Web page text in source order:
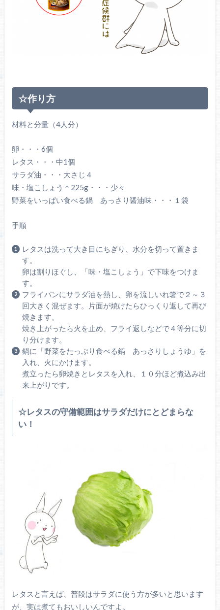
☆作り方
材料と分量（4人分）
卵・・・6個
レタス・・・中1個
サラダ油・・・大さじ４
味・塩こしょう＊225g・・・少々
野菜をいっぱい食べる鍋 あっさり醤油味・・・１袋
手順
レタスは洗って大き目にちぎり、水分を切って置きま
す。
卵は割りほぐし、「味・塩こしょう」で下味をつけま
す。
フライパンにサラダ油を熱し、卵を流しいれ箸で２～３
回大きく混ぜます。片面が焼けたらひっくり返して再び
焼きます。
焼き上がったら火を止め、フライ返しなどで４等分に切
り分けます。
鍋に「野菜をたっぷり食べる鍋 あっさりしょうゆ」を
入れ、火にかけます。
煮立ったら卵焼きとレタスを入れ、１０分ほど煮込み出
来上がりです。
☆レタスの守備範囲はサラダだけにとどまらな
い！
レタスと言えば、普段はサラダに使う方が多いと思います
が、実は煮てもおいしいんですよ。